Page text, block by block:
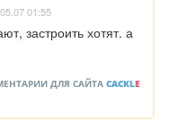
05.07 01:55
застроить хотят. а
ДЛЯ САЙТА CACKLE